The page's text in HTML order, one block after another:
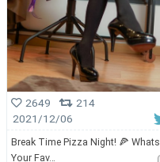
2649
214
2021/12/06
Break Time Pizza Night! 🍕 Whats
Your Fav